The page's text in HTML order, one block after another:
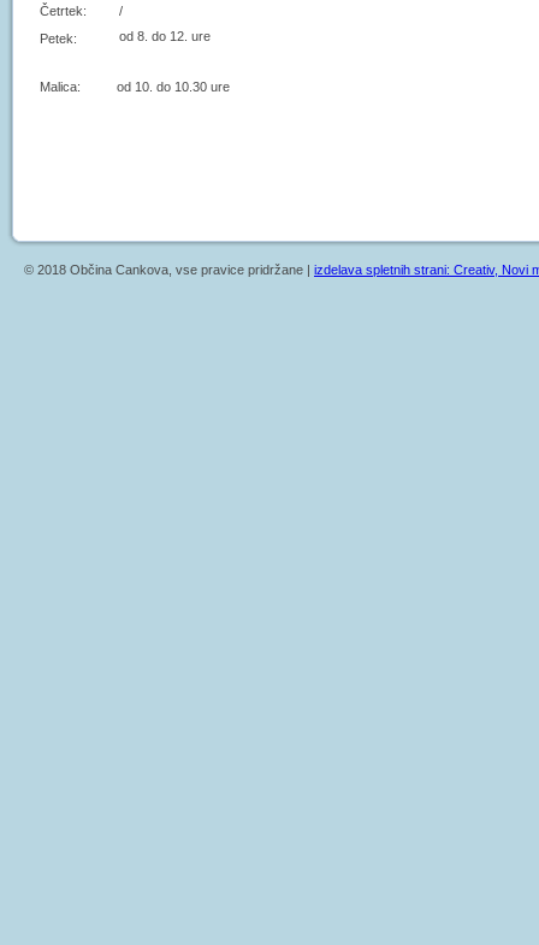
Četrtek:
/
Petek:
od 8. do 12. ure
Malica: od 10. do 10.30 ure
© 2018 Občina Cankova, vse pravice pridržane | izdelava spletnih strani: Creativ, Novi